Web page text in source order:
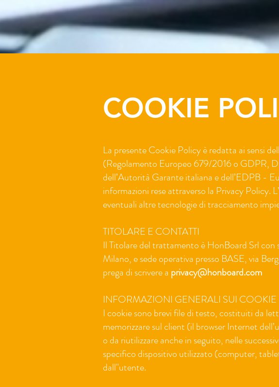
COOKIE
La presente Cookie Policy è redatta ai sensi
(Regolamento Europeo 679/2016 o GDPR,
dell’Autorità Garante italiana e dell’EDPB -
informazioni rese attraverso la Privacy Policy.
eventuali altre tecnologie di tracciamento
TITOLARE E CONTATTI
Il Titolare del trattamento è HonBoard Srl
Milano, e sede operativa presso BASE, via
prega di scrivere a privacy@honboard.com
INFORMAZIONI GENERALI SUI COOKIE
I cookie sono brevi file di testo, costituiti da
memorizzare sul client (il browser Internet
o da riutilizzare anche in seguito, nelle
specifico dispositivo utilizzato (computer,
dall''utente.